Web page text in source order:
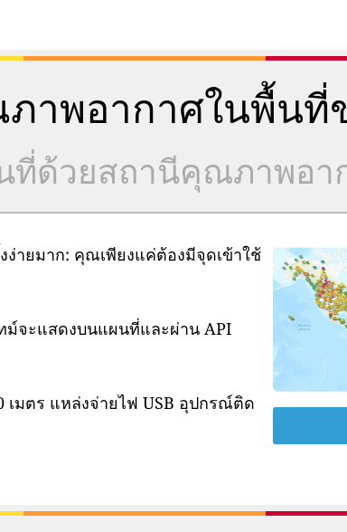
าพอากาศในพื้นที่
ที่ด้วยสถานีคุณภาพอา
ายมาก: คุณเพียงแค่ต้องมีจุดเข้าใช้
ม์จะแสดงบนแผนที่และผ่าน API
มตร แหล่งจ่ายไฟ USB อุปกรณ์ติด